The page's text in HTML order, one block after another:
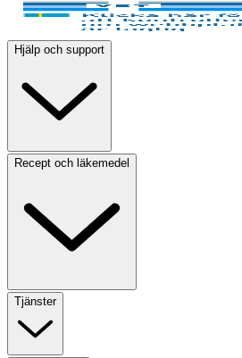
Hjälp och support
Recept och läkemedel
Tjänster